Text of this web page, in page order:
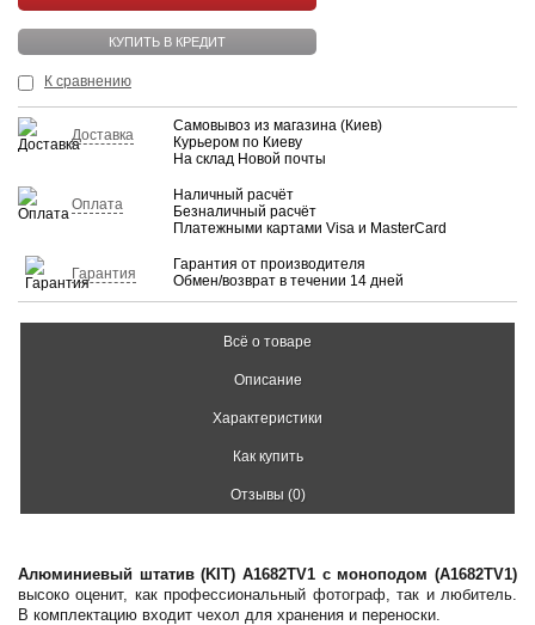
КУПИТЬ В КРЕДИТ
К сравнению
Доставка
Самовывоз из магазина (Киев)
Курьером по Киеву
На склад Новой почты
Оплата
Наличный расчёт
Безналичный расчёт
Платежными картами Visa и MasterCard
Гарантия
Гарантия от производителя
Обмен/возврат в течении 14 дней
Всё о товаре
Описание
Характеристики
Как купить
Отзывы (0)
Алюминиевый штатив (KIT) A1682TV1 с моноподом (A1682TV1)
высоко оценит, как профессиональный фотограф, так и любитель.
В комплектацию входит чехол для хранения и переноски.